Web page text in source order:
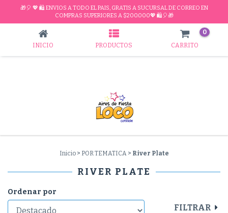
🎁🎈 💖 🛍 ENVIOS A TODO EL PAIS, GRATIS A SUCURSAL DE CORREO EN
COMPRAS SUPERIORES A $200.000💖 🛍🎈🎁
RIVER PLATE
INICIO PRODUCTOS CARRITO
0
Inicio > POR TEMATICA > River Plate
RIVER PLATE
Ordenar por
FILTRAR